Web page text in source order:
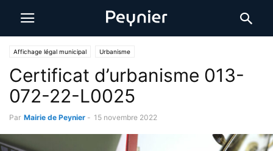
Affichage légal municipal Urbanisme
Certificat d’urbanisme 013-
072-22-L0025
Par Mairie de Peynier - 15 novembre 2022